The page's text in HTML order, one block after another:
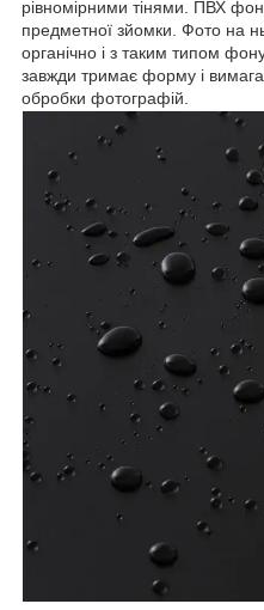
рівномірними тінями. ПВХ
предметної зйомки. Фото на
органічно і з таким типом
завжди тримає форму і
обробки фотографій.